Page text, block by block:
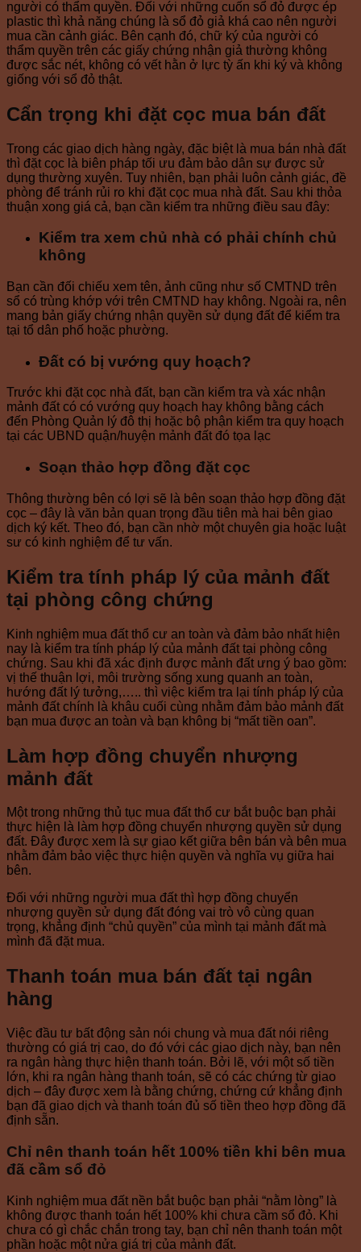
người có thẩm quyền. Đối với những cuốn sổ đỏ được ép
plastic thì khả năng chúng là sổ đỏ giả khá cao nên người
mua cần cảnh giác. Bên cạnh đó, chữ ký của người có
thẩm quyền trên các giấy chứng nhận giả thường không
được sắc nét, không có vết hằn ở lực tỳ ấn khi ký và không
giống với sổ đỏ thật.
Cẩn trọng khi đặt cọc mua bán đất
Trong các giao dịch hàng ngày, đặc biệt là mua bán nhà đất
thì đặt cọc là biên pháp tối ưu đảm bảo dân sự được sử
dụng thường xuyên. Tuy nhiên, bạn phải luôn cảnh giác, đề
phòng để tránh rủi ro khi đặt cọc mua nhà đất. Sau khi thỏa
thuận xong giá cả, bạn cần kiểm tra những điều sau đây:
Kiểm tra xem chủ nhà có phải chính chủ
không
Bạn cần đối chiếu xem tên, ảnh cũng như số CMTND trên
sổ có trùng khớp với trên CMTND hay không. Ngoài ra, nên
mang bản giấy chứng nhận quyền sử dụng đất để kiểm tra
tại tổ dân phố hoặc phường.
Đất có bị vướng quy hoạch?
Trước khi đặt cọc nhà đất, bạn cần kiểm tra và xác nhận
mảnh đất có có vướng quy hoạch hay không bằng cách
đến Phòng Quản lý đô thị hoặc bộ phận kiểm tra quy hoạch
tại các UBND quận/huyện mảnh đất đó tọa lạc
Soạn thảo hợp đồng đặt cọc
Thông thường bên có lợi sẽ là bên soạn thảo hợp đồng đặt
cọc – đây là văn bản quan trọng đầu tiên mà hai bên giao
dịch ký kết. Theo đó, bạn cần nhờ một chuyên gia hoặc luật
sư có kinh nghiệm để tư vấn.
Kiểm tra tính pháp lý của mảnh đất
tại phòng công chứng
Kinh nghiệm mua đất thổ cư an toàn và đảm bảo nhất hiện
nay là kiểm tra tính pháp lý của mảnh đất tại phòng công
chứng. Sau khi đã xác định được mảnh đất ưng ý bao gồm:
vị thế thuận lợi, môi trường sống xung quanh an toàn,
hướng đất lý tưởng,….. thì việc kiểm tra lại tính pháp lý của
mảnh đất chính là khâu cuối cùng nhằm đảm bảo mảnh đất
bạn mua được an toàn và bạn không bị “mất tiền oan”.
Làm hợp đồng chuyển nhượng
mảnh đất
Một trong những thủ tục mua đất thổ cư bắt buộc bạn phải
thực hiện là làm hợp đồng chuyển nhượng quyền sử dụng
đất. Đây được xem là sự giao kết giữa bên bán và bên mua
nhằm đảm bảo việc thực hiện quyền và nghĩa vụ giữa hai
bên.
Đối với những người mua đất thì hợp đồng chuyển
nhượng quyền sử dụng đất đóng vai trò vô cùng quan
trọng, khẳng định “chủ quyền” của mình tại mảnh đất mà
mình đã đặt mua.
Thanh toán mua bán đất tại ngân
hàng
Việc đầu tư bất động sản nói chung và mua đất nói riêng
thường có giá trị cao, do đó với các giao dịch này, bạn nên
ra ngân hàng thực hiện thanh toán. Bởi lẽ, với một số tiền
lớn, khi ra ngân hàng thanh toán, sẽ có các chứng từ giao
dịch – đây được xem là bằng chứng, chứng cứ khẳng định
bạn đã giao dịch và thanh toán đủ số tiền theo hợp đồng đã
định sẵn.
Chỉ nên thanh toán hết 100% tiền khi bên mua
đã cầm sổ đỏ
Kinh nghiệm mua đất nền bắt buộc bạn phải “nằm lòng” là
không được thanh toán hết 100% khi chưa cầm sổ đỏ. Khi
chưa có gì chắc chắn trong tay, bạn chỉ nên thanh toán một
phần hoặc một nửa giá trị của mảnh đất.